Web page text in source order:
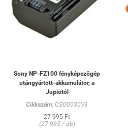
Sony NP-FZ100 fényképezőgép
utángyártott-akkumulátor, a
Jupiotól
Cikkszám: CSO0030V3
27 995 Ft
(27 995 / db)